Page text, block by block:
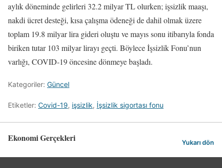
aylık döneminde gelirleri 32.2 milyar TL olurken; işsizlik maaşı,
nakdi ücret desteği, kısa çalışma ödeneği de dahil olmak üzere
toplam 19.8 milyar lira gideri oluştu ve mayıs sonu itibarıyla fonda
biriken tutar 103 milyar lirayı geçti. Böylece İşsizlik Fonu’nun
varlığı, COVID-19 öncesine dönmeye başladı.
Kategoriler: Güncel
Etiketler: Covid-19, işsizlik, İşsizlik sigortası fonu
Ekonomi Gerçekleri Yukarı dön